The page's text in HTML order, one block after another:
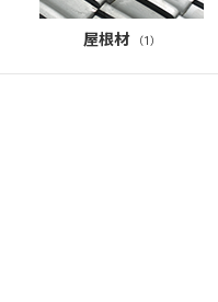
屋根材 （1）